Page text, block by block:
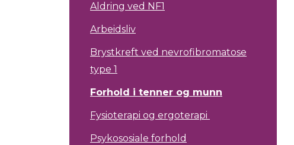
Aldring ved NF1
Arbeidsliv
Brystkreft ved nevrofibromatose
type 1
Forhold i tenner og munn
Fysioterapi og ergoterapi
Psykososiale forhold